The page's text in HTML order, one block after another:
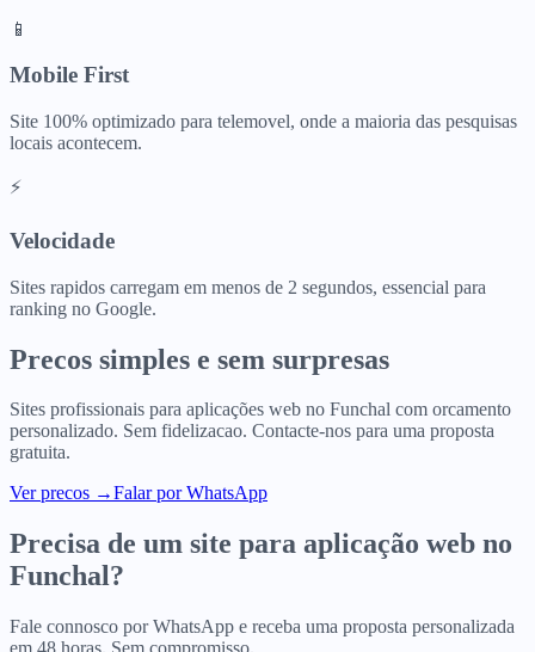
📱
Mobile First
Site 100% optimizado para telemovel, onde a maioria das pesquisas
locais acontecem.
⚡
Velocidade
Sites rapidos carregam em menos de 2 segundos, essencial para
ranking no Google.
Precos simples e sem surpresas
Sites profissionais para aplicações web no Funchal com orcamento
personalizado. Sem fidelizacao. Contacte-nos para uma proposta
gratuita.
Ver precos →Falar por WhatsApp
Precisa de um site para aplicação web no
Funchal?
Fale connosco por WhatsApp e receba uma proposta personalizada